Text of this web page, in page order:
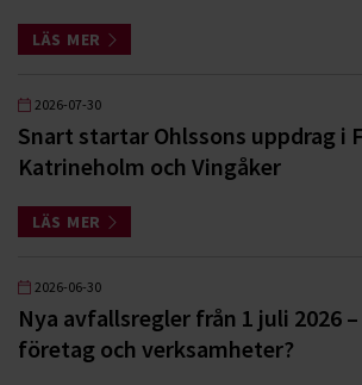
LÄS MER
2026-07-30
Snart startar Ohlssons uppdrag i
Katrineholm och Vingåker
LÄS MER
2026-06-30
Nya avfallsregler från 1 juli 2026
företag och verksamheter?